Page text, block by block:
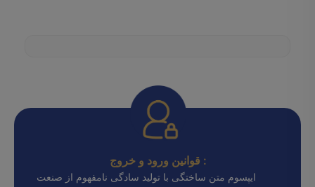
قوانین ورود و خروج :
ایپسوم متن ساختگی با تولید سادگی نامفهوم از صنعت